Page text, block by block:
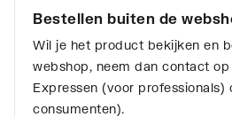
Bestellen buiten de
Wil je het product bekijken en
webshop, neem dan contact
Expressen (voor professionals)
consumenten).